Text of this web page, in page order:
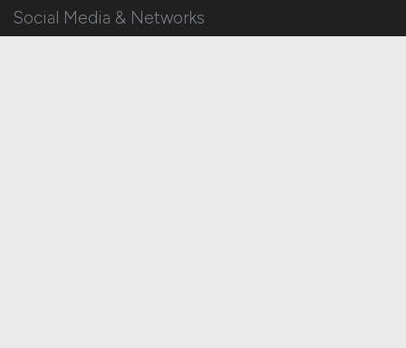
Social Media & Networks